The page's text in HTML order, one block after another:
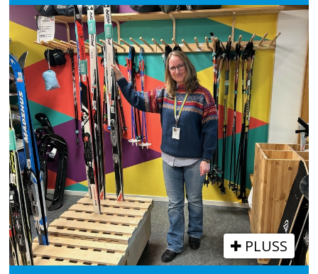
PLUSS